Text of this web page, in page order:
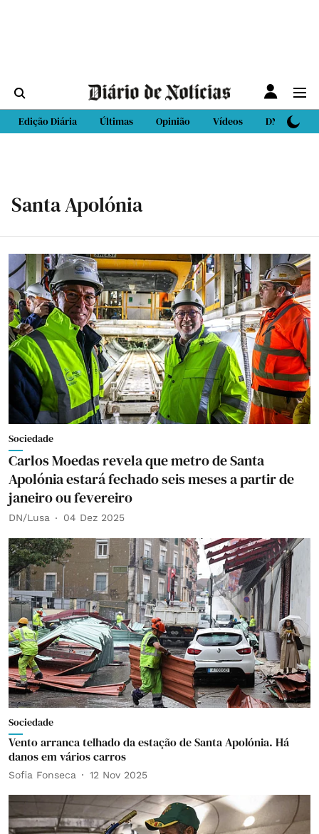
Edição Diária Últimas Opinião Vídeos DN Sport
Santa Apolónia
Sociedade
Carlos Moedas revela que metro de Santa
Apolónia estará fechado seis meses a partir de
janeiro ou fevereiro
DN/Lusa 04 Dez 2025
Sociedade
Vento arranca telhado da estação de Santa Apolónia. Há
danos em vários carros
Sofia Fonseca 12 Nov 2025